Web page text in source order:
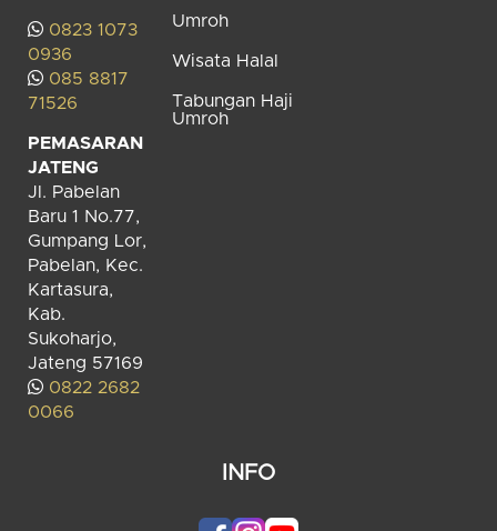
0823 1073
0936
085 8817
71526
PEMASARAN
JATENG
Jl. Pabelan
Baru 1 No.77,
Gumpang Lor,
Pabelan, Kec.
Kartasura,
Kab.
Sukoharjo,
Jateng 57169
0822 2682
0066
Umroh
Wisata Halal
Tabungan Haji
Umroh
INFO